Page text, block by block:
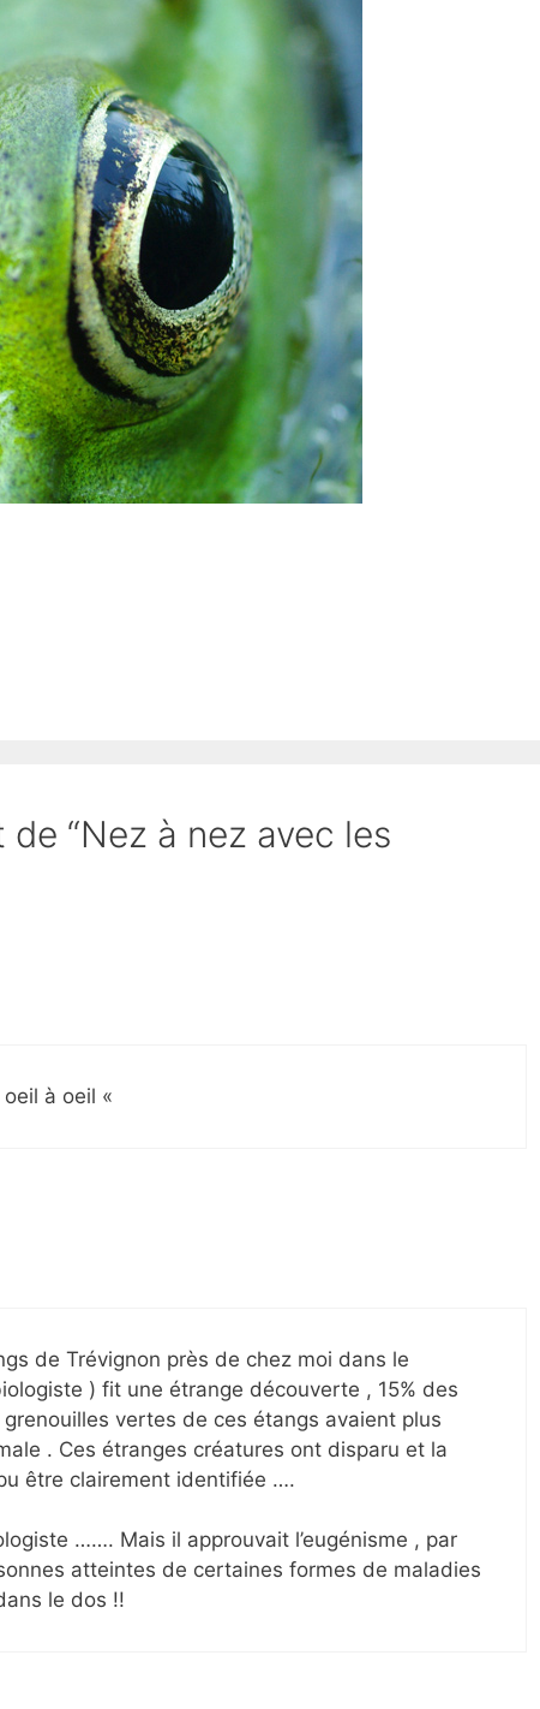
“Nez à nez avec les
oeil à oeil «
de Trévignon près de chez moi dans le
) fit une étrange découverte , 15% des
vertes de ces étangs avaient plus
. Ces étranges créatures ont disparu et la
être clairement identifiée ….
……. Mais il approuvait l’eugénisme , par
atteintes de certaines formes de maladies
le dos !!